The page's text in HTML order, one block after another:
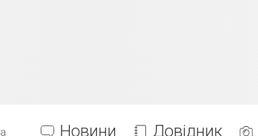
Новини Довідник